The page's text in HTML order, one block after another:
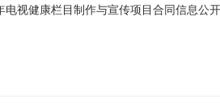
视健康栏目制作与宣传项目合同信息
省卫生健康委员会地址:庆春路216号联
:非委托采购不显示合同编号